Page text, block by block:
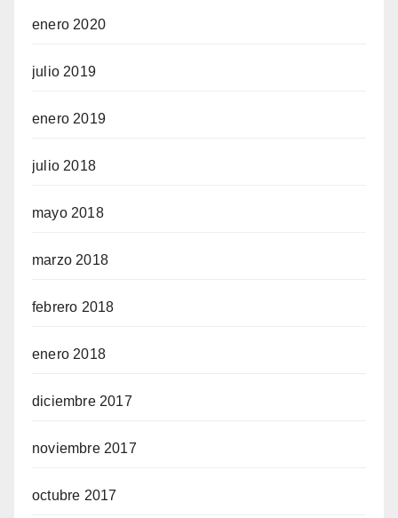
enero 2020
julio 2019
enero 2019
julio 2018
mayo 2018
marzo 2018
febrero 2018
enero 2018
diciembre 2017
noviembre 2017
octubre 2017